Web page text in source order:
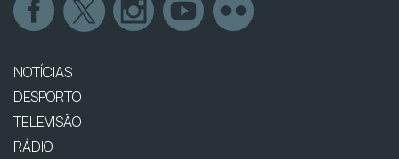
NOTÍCIAS
DESPORTO
TELEVISÃO
RÁDIO